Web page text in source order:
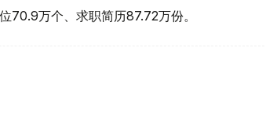
万个、求职简历87.72万份。